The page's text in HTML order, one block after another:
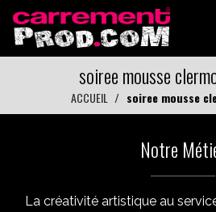
soiree mousse
ACCUEIL soiree mousse
Notre
La créativité artistique au